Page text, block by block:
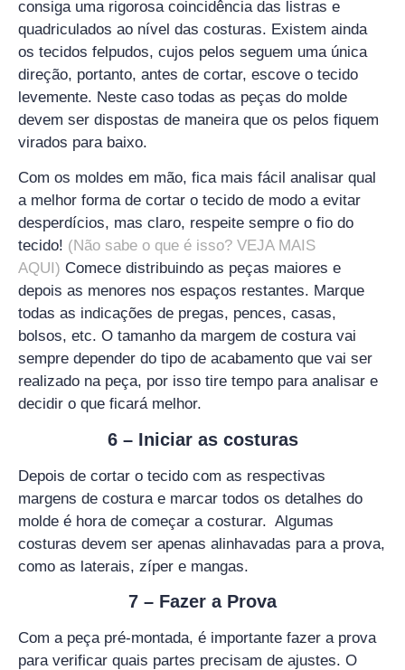
consiga uma rigorosa coincidência das listras e
quadriculados ao nível das costuras. Existem ainda
os tecidos felpudos, cujos pelos seguem uma única
direção, portanto, antes de cortar, escove o tecido
levemente. Neste caso todas as peças do molde
devem ser dispostas de maneira que os pelos fiquem
virados para baixo.
Com os moldes em mão, fica mais fácil analisar qual
a melhor forma de cortar o tecido de modo a evitar
desperdícios, mas claro, respeite sempre o fio do
tecido! (Não sabe o que é isso? VEJA MAIS
AQUI) Comece distribuindo as peças maiores e
depois as menores nos espaços restantes. Marque
todas as indicações de pregas, pences, casas,
bolsos, etc. O tamanho da margem de costura vai
sempre depender do tipo de acabamento que vai ser
realizado na peça, por isso tire tempo para analisar e
decidir o que ficará melhor.
6 – Iniciar as costuras
Depois de cortar o tecido com as respectivas
margens de costura e marcar todos os detalhes do
molde é hora de começar a costurar. Algumas
costuras devem ser apenas alinhavadas para a prova,
como as laterais, zíper e mangas.
7 – Fazer a Prova
Com a peça pré-montada, é importante fazer a prova
para verificar quais partes precisam de ajustes. O